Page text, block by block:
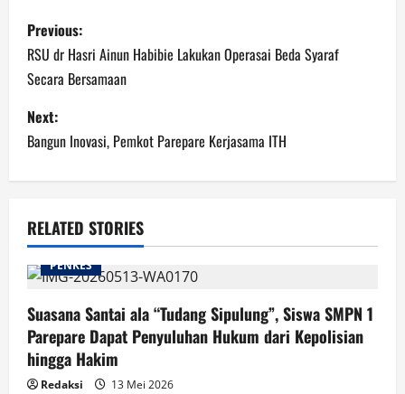
Post
navigation
Previous:
RSU dr Hasri Ainun Habibie Lakukan Operasai Beda Syaraf
Secara Bersamaan
Next:
Bangun Inovasi, Pemkot Parepare Kerjasama ITH
RELATED STORIES
PENKES
Suasana Santai ala “Tudang Sipulung”, Siswa SMPN 1
Parepare Dapat Penyuluhan Hukum dari Kepolisian
hingga Hakim
Redaksi
13 Mei 2026